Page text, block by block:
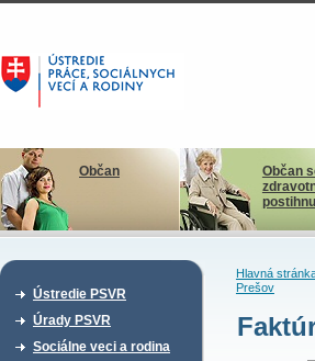
Občan
Občan
Ústredie PSVR
Úrady PSVR
Sociálne veci a rodina
Hlavná
Prešov